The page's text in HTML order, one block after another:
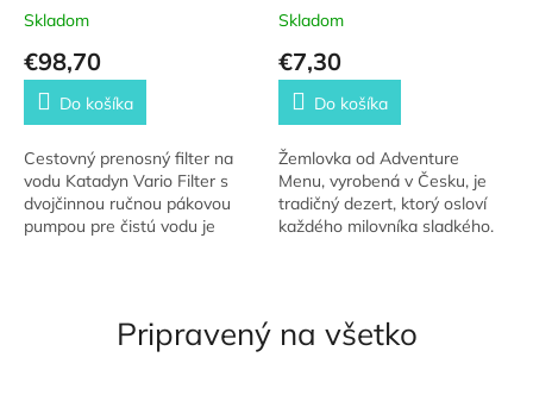
Skladom
€98,70
Do košíka
Cestovný prenosný filter na
vodu Katadyn Vario Filter s
dvojčinnou ručnou pákovou
pumpou pre čistú vodu je
Skladom
€7,30
Do košíka
Žemlovka od Adventure
Menu, vyrobená v Česku, je
tradičný dezert, ktorý osloví
každého milovníka sladkého.
Pripravený na všetko